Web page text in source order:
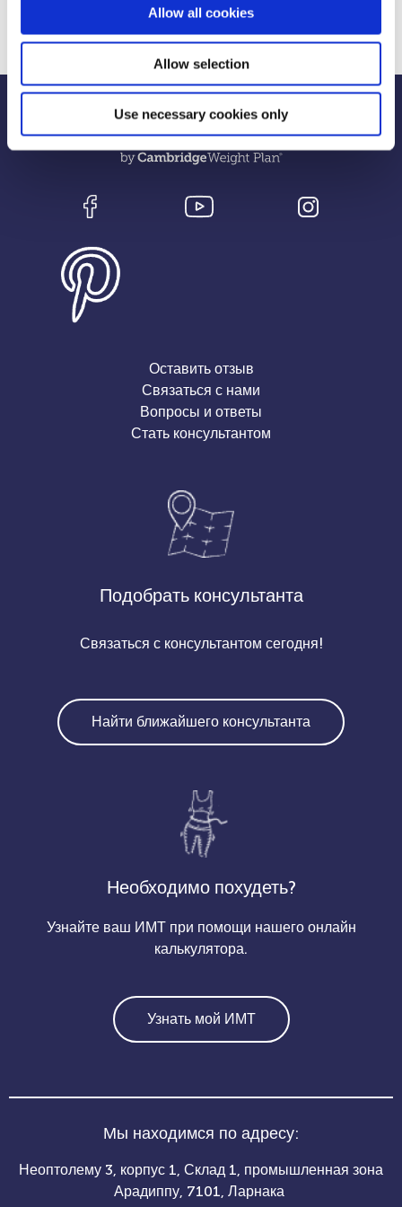
Allow all cookies
Allow selection
Use necessary cookies only
лучшему? Почему бы не поговорить с консультантом
сегодня о том, как диета 1: 1 может помочь вам.
Оставить отзыв
Связаться с нами
Вопросы и ответы
Стать консультантом
Подобрать консультанта
Связаться с консультантом сегодня!
Найти ближайшего консультанта
Необходимо похудеть?
Узнайте ваш ИМТ при помощи нашего онлайн
калькулятора.
Узнать мой ИМТ
Мы находимся по адресу:
Неоптолему 3, корпус 1, Склад 1, промышленная зона
Арадиппу, 7101, Ларнака